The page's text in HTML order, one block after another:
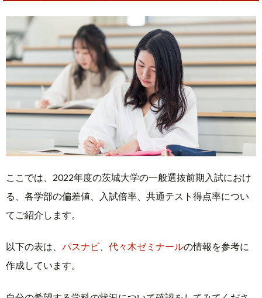
ここでは、2022年度の茨城大学の一般選抜前期入試におけ
る、各学部の偏差値、入試倍率、共通テスト得点率につい
てご紹介します。
以下の表は、 パスナビ 代々木ゼミナールの情報を参考に
作成しています。